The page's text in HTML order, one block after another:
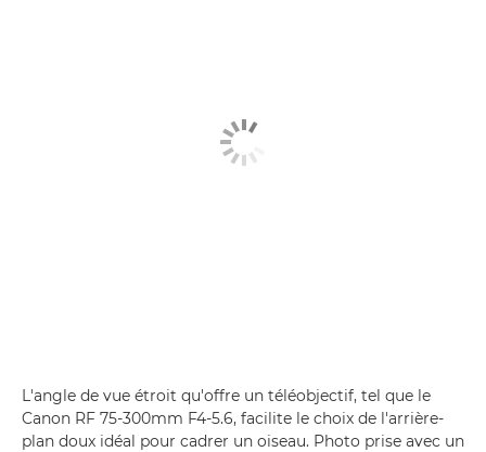
L'angle de vue étroit qu'offre un téléobjectif, tel que le
Canon RF 75-300mm F4-5.6, facilite le choix de l'arrière-
plan doux idéal pour cadrer un oiseau. Photo prise avec un